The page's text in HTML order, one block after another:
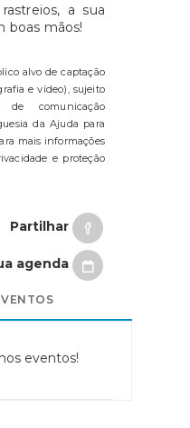
a sua
boas mãos!
alvo de captação
e vídeo), sujeito
comunicação
da Ajuda para
mais informações
e proteção
Partilhar
agenda
eventos!